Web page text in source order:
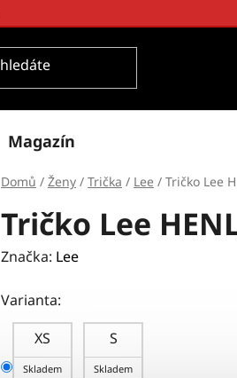
Magazín
Domů / Ženy / Trička / Lee / Tričko Lee
Tričko Lee
Značka: Lee
Varianta:
XS
Skladem
S
Skladem